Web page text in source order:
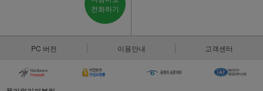
전화하기
PC 버전 이용안내 고객센터